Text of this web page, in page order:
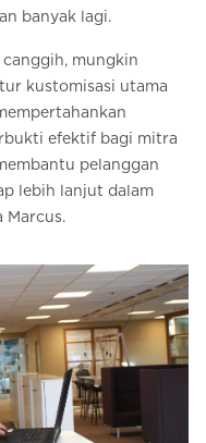
banyak lagi.
mungkin
kustomisasi utama
efektif bagi mitra
pelanggan
lebih lanjut dalam
Marcus.